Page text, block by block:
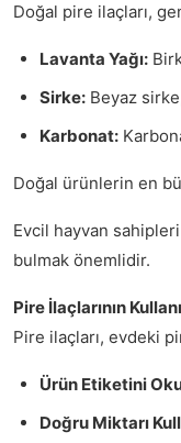
Doğal pire ilaçları,
Lavanta Yağı:
Sirke: Beyaz
Karbonat:
Doğal ürünlerin en
Evcil hayvan
bulmak önemlidir.
Pire İlaçlarının
Pire ilaçları, evdeki
Ürün Etiketini
Doğru Miktarı